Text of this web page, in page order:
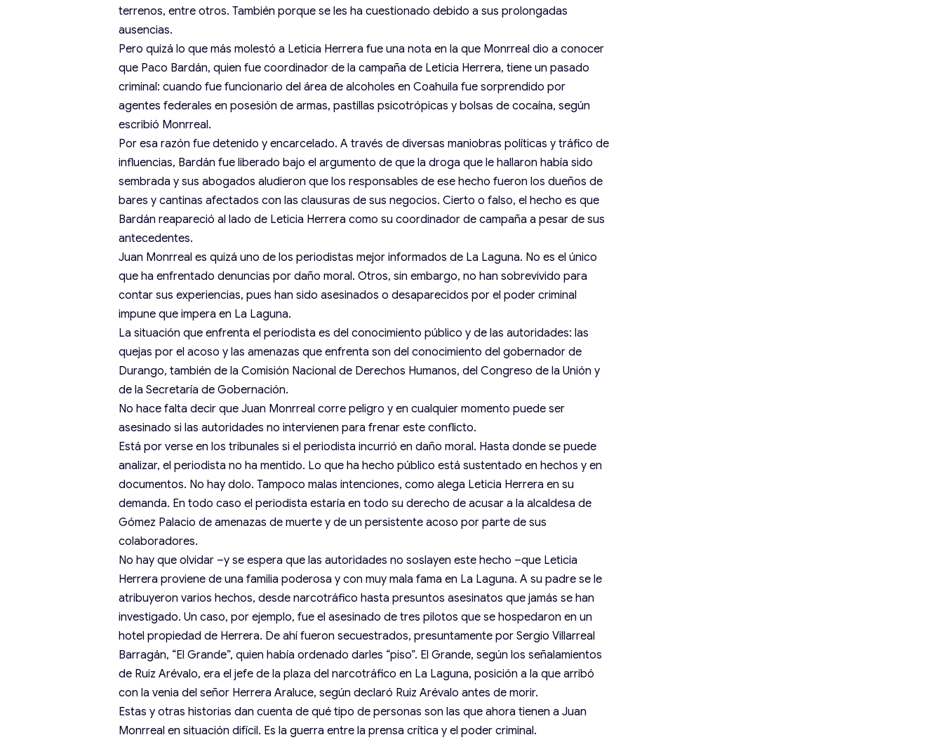
terrenos, entre otros. También porque se les ha cuestionado debido a sus prolongadas
ausencias.
Pero quizá lo que más molestó a Leticia Herrera fue una nota en la que Monrreal dio a conocer
que Paco Bardán, quien fue coordinador de la campaña de Leticia Herrera, tiene un pasado
criminal: cuando fue funcionario del área de alcoholes en Coahuila fue sorprendido por
agentes federales en posesión de armas, pastillas psicotrópicas y bolsas de cocaína, según
escribió Monrreal.
Por esa razón fue detenido y encarcelado. A través de diversas maniobras políticas y tráfico de
influencias, Bardán fue liberado bajo el argumento de que la droga que le hallaron había sido
sembrada y sus abogados aludieron que los responsables de ese hecho fueron los dueños de
bares y cantinas afectados con las clausuras de sus negocios. Cierto o falso, el hecho es que
Bardán reapareció al lado de Leticia Herrera como su coordinador de campaña a pesar de sus
antecedentes.
Juan Monrreal es quizá uno de los periodistas mejor informados de La Laguna. No es el único
que ha enfrentado denuncias por daño moral. Otros, sin embargo, no han sobrevivido para
contar sus experiencias, pues han sido asesinados o desaparecidos por el poder criminal
impune que impera en La Laguna.
La situación que enfrenta el periodista es del conocimiento público y de las autoridades: las
quejas por el acoso y las amenazas que enfrenta son del conocimiento del gobernador de
Durango, también de la Comisión Nacional de Derechos Humanos, del Congreso de la Unión y
de la Secretaría de Gobernación.
No hace falta decir que Juan Monrreal corre peligro y en cualquier momento puede ser
asesinado si las autoridades no intervienen para frenar este conflicto.
Está por verse en los tribunales si el periodista incurrió en daño moral. Hasta donde se puede
analizar, el periodista no ha mentido. Lo que ha hecho público está sustentado en hechos y en
documentos. No hay dolo. Tampoco malas intenciones, como alega Leticia Herrera en su
demanda. En todo caso el periodista estaría en todo su derecho de acusar a la alcaldesa de
Gómez Palacio de amenazas de muerte y de un persistente acoso por parte de sus
colaboradores.
No hay que olvidar –y se espera que las autoridades no soslayen este hecho –que Leticia
Herrera proviene de una familia poderosa y con muy mala fama en La Laguna. A su padre se le
atribuyeron varios hechos, desde narcotráfico hasta presuntos asesinatos que jamás se han
investigado. Un caso, por ejemplo, fue el asesinado de tres pilotos que se hospedaron en un
hotel propiedad de Herrera. De ahí fueron secuestrados, presuntamente por Sergio Villarreal
Barragán, “El Grande”, quien había ordenado darles “piso”. El Grande, según los señalamientos
de Ruiz Arévalo, era el jefe de la plaza del narcotráfico en La Laguna, posición a la que arribó
con la venia del señor Herrera Araluce, según declaró Ruiz Arévalo antes de morir.
Estas y otras historias dan cuenta de qué tipo de personas son las que ahora tienen a Juan
Monrreal en situación difícil. Es la guerra entre la prensa crítica y el poder criminal.